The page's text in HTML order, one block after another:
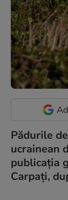
Pădurile
ucrainean
publicația
Carpați,